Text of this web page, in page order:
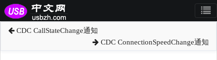
CDC CallStateChange通知
CDC ConnectionSpeedChange通知